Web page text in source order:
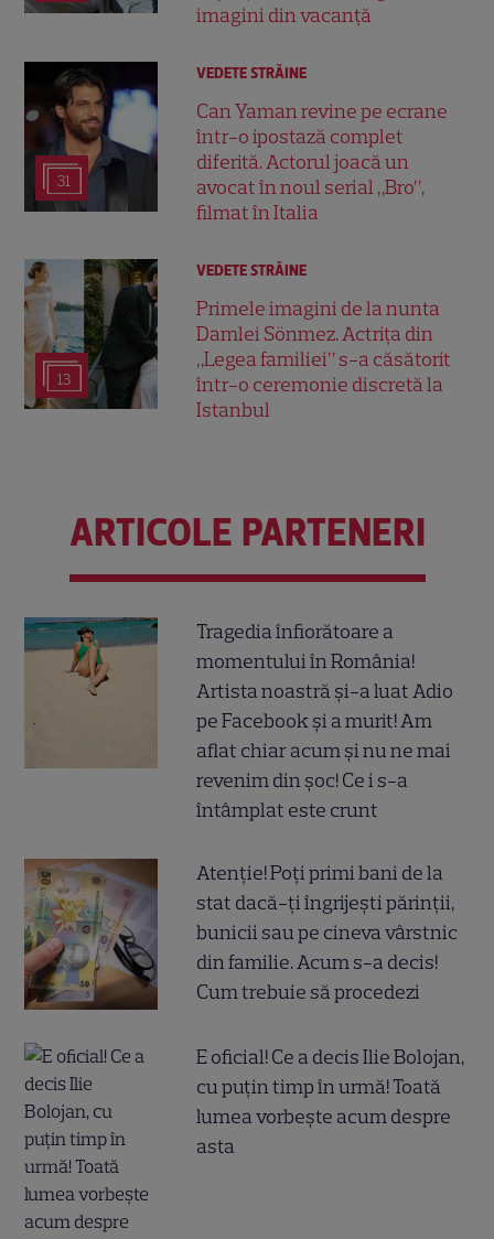
imagini din vacanță
31
VEDETE STRĂINE
Can Yaman revine pe ecrane
într-o ipostază complet
diferită. Actorul joacă un
avocat în noul serial „Bro”,
filmat în Italia
13
VEDETE STRĂINE
Primele imagini de la nunta
Damlei Sönmez. Actrița din
„Legea familiei” s-a căsătorit
într-o ceremonie discretă la
Istanbul
ARTICOLE PARTENERI
Tragedia înfiorătoare a
momentului în România!
Artista noastră și-a luat Adio
pe Facebook și a murit! Am
aflat chiar acum și nu ne mai
revenim din șoc! Ce i s-a
întâmplat este crunt
Atenție! Poți primi bani de la
stat dacă-ți îngrijești părinții,
bunicii sau pe cineva vârstnic
din familie. Acum s-a decis!
Cum trebuie să procedezi
E oficial! Ce a decis Ilie Bolojan,
cu puțin timp în urmă! Toată
lumea vorbește acum despre
asta